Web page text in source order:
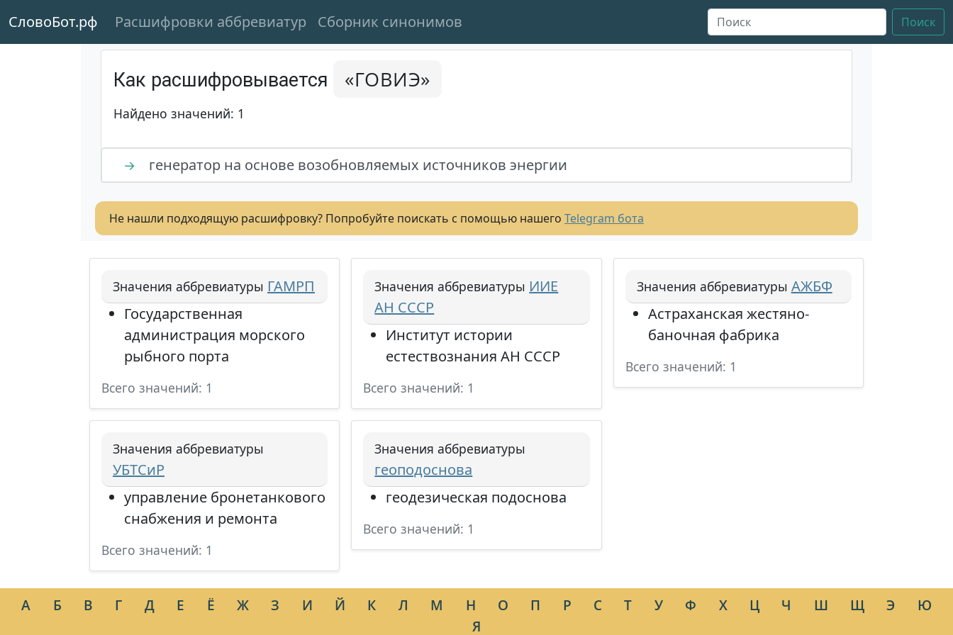
СловоБот.рф Расшифровки аббревиатур Сборник синонимов Поиск
Как расшифровывается «ГОВИЭ»
Найдено значений: 1
→ генератор на основе возобновляемых источников энергии
Не нашли подходящую расшифровку? Попробуйте поискать с помощью нашего Telegram бота
Значения аббревиатуры ГАМРП
Государственная
администрация морского
рыбного порта
Всего значений: 1
Значения аббревиатуры ИИЕ
АН СССР
Институт истории
естествознания АН СССР
Всего значений: 1
Значения аббревиатуры АЖБФ
Астраханская жестяно-
баночная фабрика
Всего значений: 1
Значения аббревиатуры
УБТСиР
управление бронетанкового
снабжения и ремонта
Всего значений: 1
Значения аббревиатуры
геоподоснова
геодезическая подоснова
Всего значений: 1
А Б В Г Д Е Ё Ж З И Й К Л М Н О П Р С Т У Ф Х Ц Ч Ш Щ Э
Ю
Я